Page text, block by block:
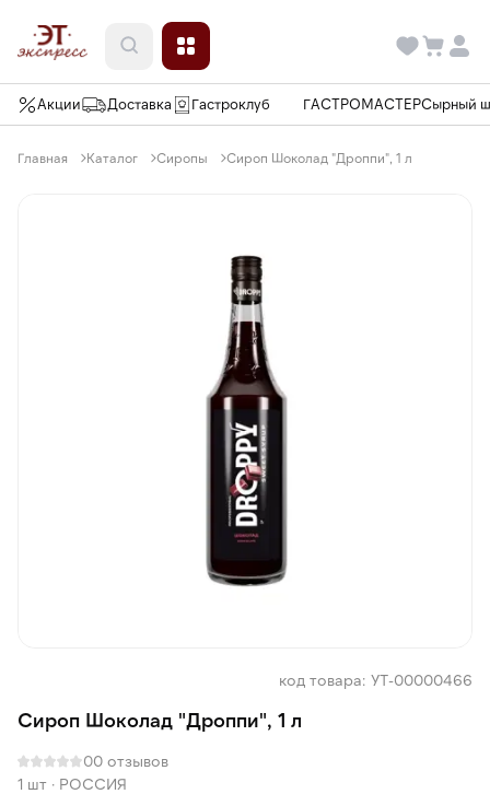
Акции Доставка Гастроклуб ГАСТРОМАСТЕРСырный
Главная Каталог Сиропы Сироп Шоколад "Дроппи", 1 л
код товара: УТ-00000466
Сироп Шоколад "Дроппи", 1 л
00 отзывов
1 шт · РОССИЯ